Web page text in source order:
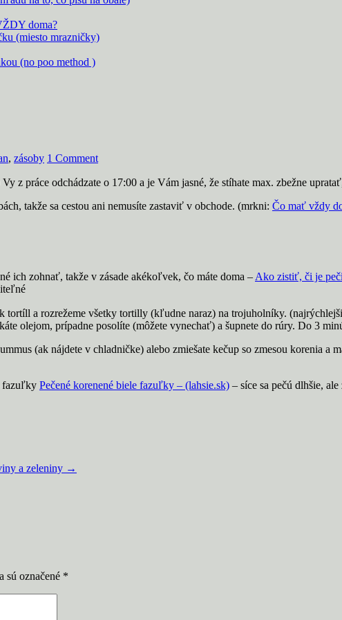
doma?
(miesto mrazničky)
(no poo method )
, zásoby 1 Comment
z práce odchádzate o 17:00 a je Vám jasné, že stíhate max. zbežne
takže sa cestou ani nemusíte zastaviť v obchode. (mrkni: Čo mať vždy
ich zohnať, takže v zásade akékoľvek, čo máte doma – Ako zistiť, či je
tortíll a rozrežeme všetky tortilly (kľudne naraz) na trojuholníky.
olejom, prípadne posolíte (môžete vynechať) a šupnete do rúry. Do 3
(ak nájdete v chladničke) alebo zmiešate kečup so zmesou korenia
fazuľky Pečené korenené biele fazuľky – (lahsie.sk) – síce sa pečú dlhšie,
a zeleniny →
sú označené *